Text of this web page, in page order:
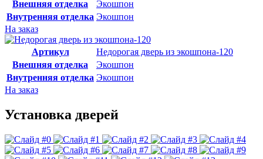
Внешняя отделка
Экошпон
Внутренняя отделка Экошпон
На заказ
Артикул
Недорогая дверь из экошпона-120
Внешняя отделка
Экошпон
Внутренняя отделка Экошпон
На заказ
Установка дверей